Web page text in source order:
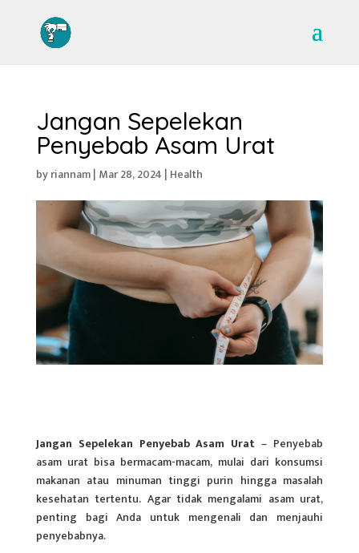
Jangan Sepelekan
Penyebab Asam Urat
byriannam| Mar 28, 2024 | Health
Jangan Sepelekan Penyebab Asam Urat– Penyebab
asam urat bisa bermacam-macam, mulai dari konsumsi
makanan atau minuman tinggi purin hingga masalah
kesehatan tertentu. Agar tidak mengalami asam urat,
penting bagi Anda untuk mengenali dan menjauhi
penyebabnya.